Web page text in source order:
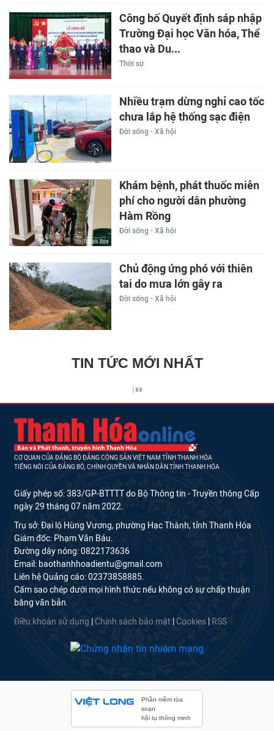
Công bố Quyết định sáp nhập
Trường Đại học Văn hóa, Thể
thao và Du...
Thời sự
Nhiều trạm dừng nghỉ cao tốc
chưa lắp hệ thống sạc điện
Đời sống - Xã hội
Khám bệnh, phát thuốc miễn
phí cho người dân phường
Hàm Rồng
Đời sống - Xã hội
Chủ động ứng phó với thiên
tai do mưa lớn gây ra
Đời sống - Xã hội
TIN TỨC MỚI NHẤT
CƠ QUAN CỦA ĐẢNG BỘ ĐẢNG CỘNG SẢN VIỆT NAM TỈNH THANH HÓA
TIẾNG NÓI CỦA ĐẢNG BỘ, CHÍNH QUYỀN VÀ NHÂN DÂN TỈNH THANH HÓA
Giấy phép số: 383/GP-BTTTT do Bộ Thông tin - Truyền thông Cấp
ngày 29 tháng 07 năm 2022.
Trụ sở: Đại lộ Hùng Vương, phường Hạc Thành, tỉnh Thanh Hóa
Giám đốc: Phạm Văn Báu.
Đường dây nóng: 0822173636
Email: baothanhhoadientu@gmail.com
Liên hệ Quảng cáo: 02373858885.
Cấm sao chép dưới mọi hình thức nếu không có sự chấp thuận
bằng văn bản.
Điều khoản sử dụng Chính sách bảo mật Cookies RSS
Phần mềm tòa
soạn
hội tụ thông minh